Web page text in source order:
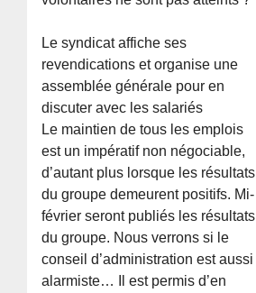
Le syndicat affiche ses
revendications et organise une
assemblée générale pour en
discuter avec les salariés
Le maintien de tous les emplois
est un impératif non négociable,
d’autant plus lorsque les résultats
du groupe demeurent positifs. Mi-
février seront publiés les résultats
du groupe. Nous verrons si le
conseil d’administration est aussi
alarmiste… Il est permis d’en